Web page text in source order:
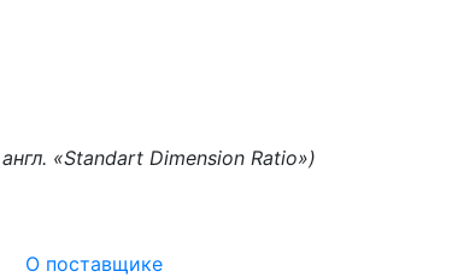
«Standart Dimension Ratio»)
О поставщике